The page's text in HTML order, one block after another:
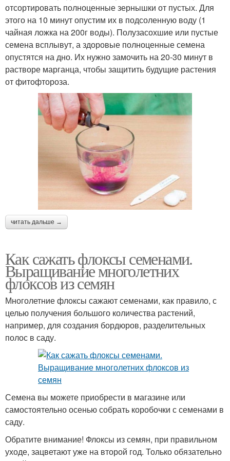
отсортировать полноценные зернышки от пустых. Для
этого на 10 минут опустим их в подсоленную воду (1
чайная ложка на 200г воды). Полузасохшие или пустые
семена всплывут, а здоровые полноценные семена
опустятся на дно. Их нужно замочить на 20-30 минут в
растворе марганца, чтобы защитить будущие растения
от фитофтороза.
читать дальше →
Как сажать флоксы семенами.
Выращивание многолетних
флоксов из семян
Многолетние флоксы сажают семенами, как правило, с
целью получения большого количества растений,
например, для создания бордюров, разделительных
полос в саду.
Семена вы можете приобрести в магазине или
самостоятельно осенью собрать коробочки с семенами в
саду.
Обратите внимание! Флоксы из семян, при правильном
уходе, зацветают уже на второй год. Только обязательно